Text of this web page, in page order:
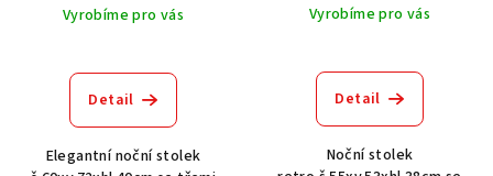
Vyrobíme pro vás
Detail
Elegantní noční stolek
Vyrobíme pro vás
Detail
Noční stolek